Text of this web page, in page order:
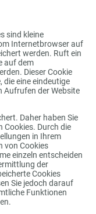
sind kleine
Internetbrowser auf
werden. Ruft ein
auf dem
Dieser Cookie
eine eindeutige
Aufrufen der Website
Daher haben Sie
Cookies. Durch die
in Ihrem
von Cookies
einzeln entscheiden
der
Cookies
Sie jedoch darauf
Funktionen